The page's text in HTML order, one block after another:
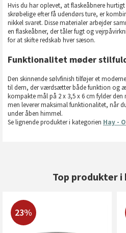
Hvis du har oplevet, at flaskeåbnere
skrøbelige efter få udendørs ture, er
nikkel svaret. Disse materialer arbejder
en flaskeåbner, der tåler fugt og
for at skifte redskab hver sæson.
Funktionalitet møder
Den skinnende sølvfinish tilføjer et
til dem, der værdsætter både funktion og
kompakte mål på 2 x 3,5 x 6 cm fylder
men leverer maksimal funktionalitet, når
under åben himmel.
Se lignende produkter i kategorien Hay -
Top produkter
23%